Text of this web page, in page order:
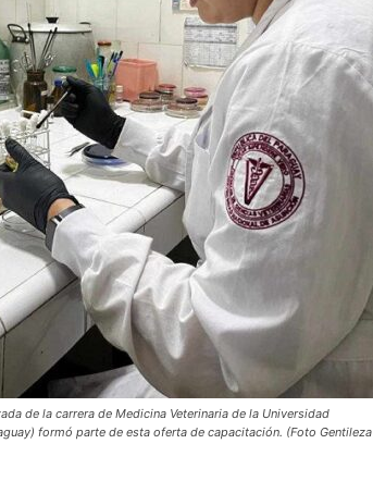
de la carrera de Medicina Veterinaria de la Universidad
formó parte de esta oferta de capacitación. (Foto Gentileza